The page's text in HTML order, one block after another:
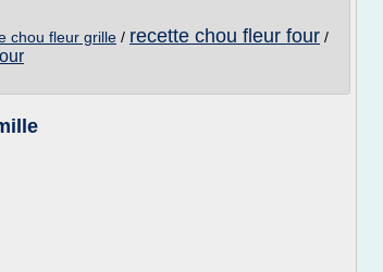
chou fleur grille / recette chou fleur four /